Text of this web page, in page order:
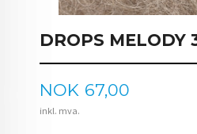
DROPS MELODY
Pris
NOK 67,00
inkl. mva.